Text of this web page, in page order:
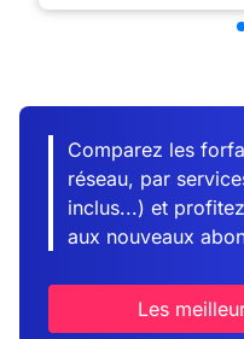
Comparez les
réseau, par
inclus...) et
aux nouveaux
Les